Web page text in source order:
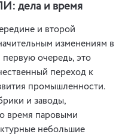
дела и время
и второй
изменениям в
очередь, это
переход к
промышленности.
и заводы,
время паровыми
небольшие